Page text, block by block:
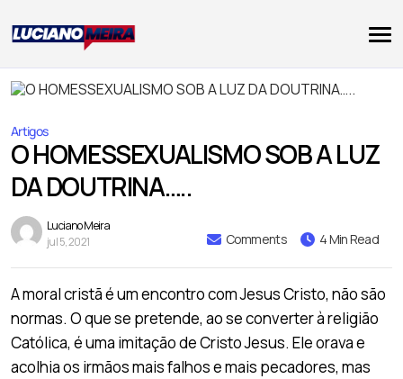
Artigos
O HOMESSEXUALISMO SOB A LUZ
DA DOUTRINA…..
Luciano Meira
jul 5, 2021
Comments 4 Min Read
A moral cristã é um encontro com Jesus Cristo, não são
normas. O que se pretende, ao se converter à religião
Católica, é uma imitação de Cristo Jesus. Ele orava e
acolhia os irmãos mais falhos e mais pecadores, mas